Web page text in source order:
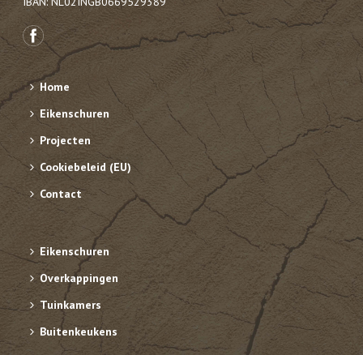
Home
Eikenschuren
Projecten
Cookiebeleid (EU)
Contact
Eikenschuren
Overkappingen
Tuinkamers
Buitenkeukens